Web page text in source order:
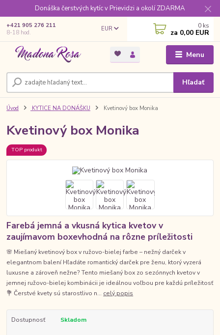
Donáška čerstvých kytíc v Prievidzi a okolí ZDARMA
Menu
EUR
Hľadať
+421 905 276 211
8-18 hod.
0 ks
za 0,00 EUR
Úvod KYTICE NA DONÁŠKU Kvetinový box Monika
Kvetinový box Monika
TOP produkt
Farebá jemná a vkusná kytica kvetov v
zaujímavom boxevhodná na rôzne príležitosti
🌸 Miešaný kvetinový box v ružovo-bielej farbe – nežný darček v
elegantnom balení Hľadáte romantický darček pre ženu, ktorý vyzerá
luxusne a zároveň nežne? Tento miešaný box zo sezónnych kvetov v
jemnej ružovo-bielej kombinácii je ideálnou voľbou pre každú príležitosť
💐 Čerstvé kvety sú starostlivo n... celý popis
Dostupnosť Skladom